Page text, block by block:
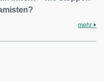
mehr